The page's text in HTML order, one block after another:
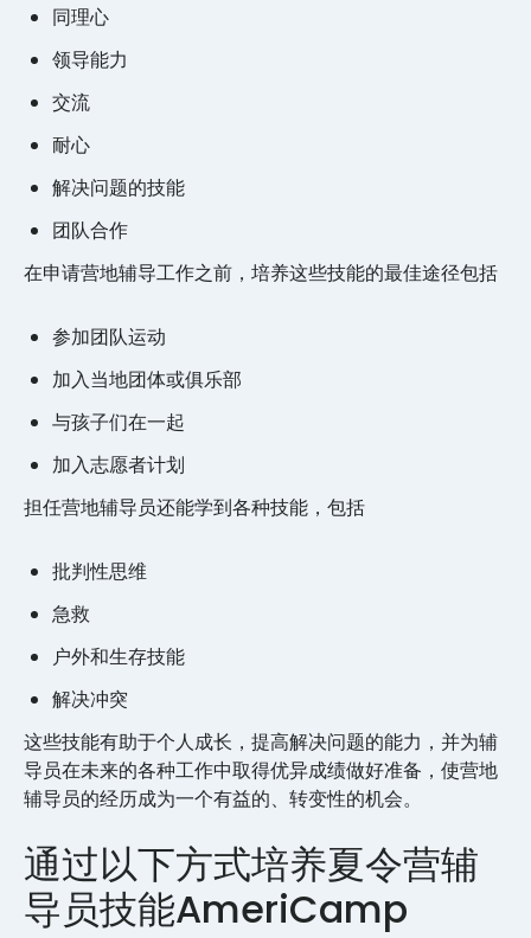
同理心
领导能力
交流
耐心
解决问题的技能
团队合作
在申请营地辅导工作之前，培养这些技能的最佳途径包括
参加团队运动
加入当地团体或俱乐部
与孩子们在一起
加入志愿者计划
担任营地辅导员还能学到各种技能，包括
批判性思维
急救
户外和生存技能
解决冲突
这些技能有助于个人成长，提高解决问题的能力，并为辅
导员在未来的各种工作中取得优异成绩做好准备，使营地
辅导员的经历成为一个有益的、转变性的机会。
通过以下方式培养夏令营辅
导员技能AmeriCamp